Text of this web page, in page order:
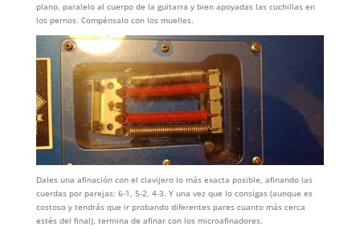
plano, paralelo al cuerpo de la guitarra y bien apoyadas las cuchillas en
los pernos. Compénsalo con los muelles.
Dales una afinación con el clavijero lo más exacta posible, afinando las
cuerdas por parejas: 6-1, 5-2, 4-3. Y una vez que lo consigas (aunque es
costoso y tendrás que ir probando diferentes pares cuanto más cerca
estés del final), termina de afinar con los microafinadores.